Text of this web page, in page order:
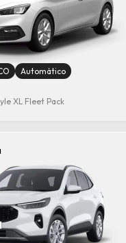
Automático
XL Fleet Pack